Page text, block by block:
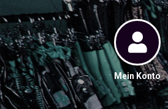
Mein Konto